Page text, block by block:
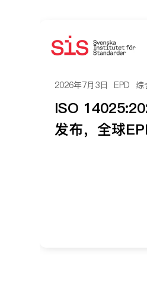
2026年7月3日 EPD 综
ISO
发布，全球